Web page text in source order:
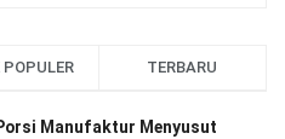
TERBARU
Manufaktur Menyusut